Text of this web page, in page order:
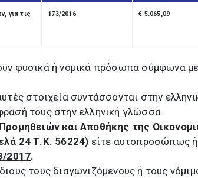
για τις 173/2016 € 5.065,09
φυσικά ή νομικά πρόσωπα σύμφωνα
στοιχεία συντάσσονται στην
τους στην ελληνική γλώσσα.
και Αποθήκης της
24 Τ.Κ. 56224) είτε αυτοπροσώπως ή
2017.
τους διαγωνιζόμενους ή τους